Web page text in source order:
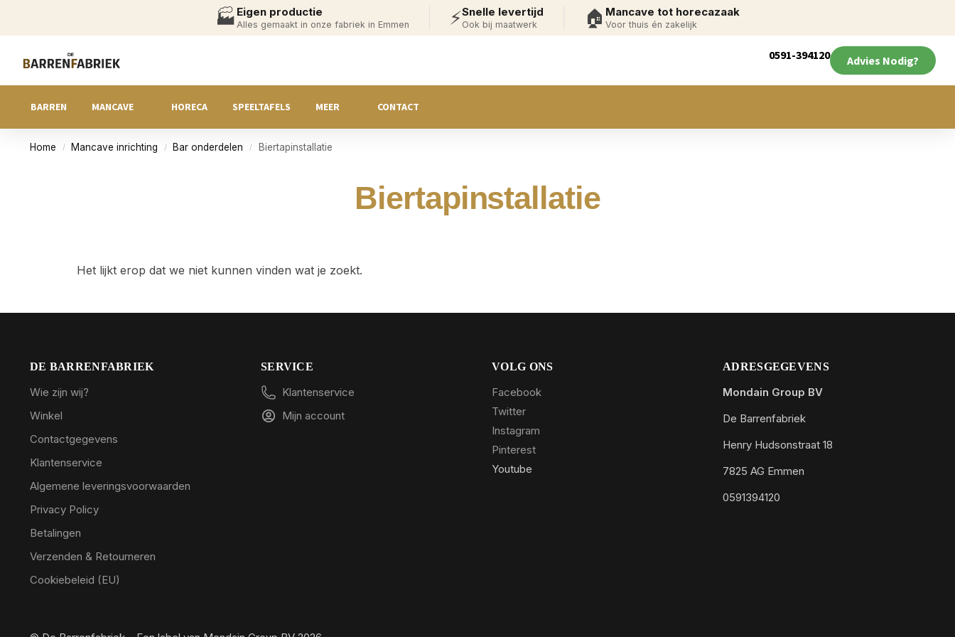
🏭 Eigen productie
Alles gemaakt in onze fabriek in Emmen ⚡Snelle levertijd
Ook bij maatwerk 🏠 Mancave tot horecazaak
Voor thuis én zakelijk
Advies Nodig?
0591-394120
BARREN MANCAVE HORECA SPEELTAFELS MEER CONTACT
Home / Mancave inrichting / Bar onderdelen / Biertapinstallatie
Biertapinstallatie
Het lijkt erop dat we niet kunnen vinden wat je zoekt.
DE BARRENFABRIEK
Wie zijn wij?
Winkel
Contactgegevens
Klantenservice
Algemene leveringsvoorwaarden
Privacy Policy
Betalingen
Verzenden & Retourneren
Cookiebeleid (EU)
SERVICE
Klantenservice
Mijn account
VOLG ONS
Facebook
Twitter
Instagram
Pinterest
Youtube
ADRESGEGEVENS
Mondain Group BV
De Barrenfabriek
Henry Hudsonstraat 18
7825 AG Emmen
0591394120